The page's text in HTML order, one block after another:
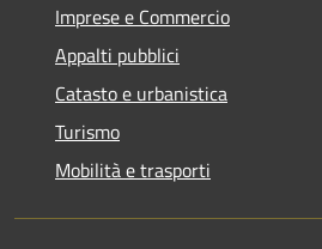
Imprese e Commercio
Appalti pubblici
Catasto e urbanistica
Turismo
Mobilità e trasporti